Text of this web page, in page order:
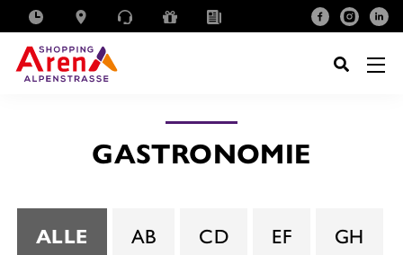
GASTRONOMIE
ALLE AB CD EF GH